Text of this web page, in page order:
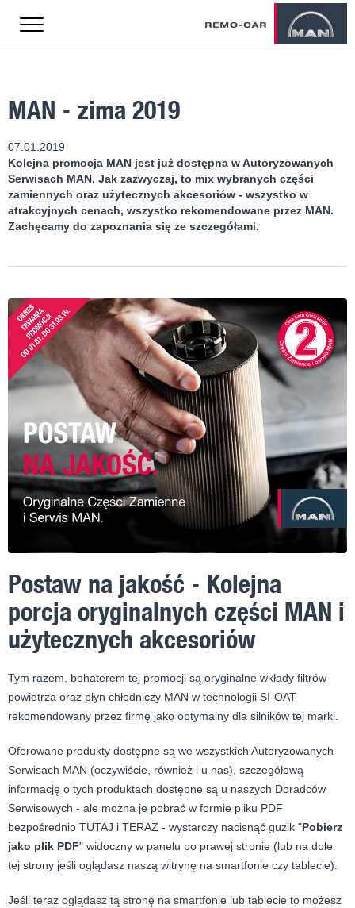
MAN - zima 2019
07.01.2019
Kolejna promocja MAN jest już dostępna w Autoryzowanych
Serwisach MAN. Jak zazwyczaj, to mix wybranych części
zamiennych oraz użytecznych akcesoriów - wszystko w
atrakcyjnych cenach, wszystko rekomendowane przez MAN.
Zachęcamy do zapoznania się ze szczegółami.
Postaw na jakość - Kolejna
porcja oryginalnych części MAN i
użytecznych akcesoriów
Tym razem, bohaterem tej promocji są oryginalne wkłady filtrów
powietrza oraz płyn chłodniczy MAN w technologii SI-OAT
rekomendowany przez firmę jako optymalny dla silników tej marki.
Oferowane produkty dostępne są we wszystkich Autoryzowanych
Serwisach MAN (oczywiście, również i u nas), szczegółową
informację o tych produktach dostępne są u naszych Doradców
Serwisowych - ale można je pobrać w formie pliku PDF
bezpośrednio TUTAJ i TERAZ - wystarczy nacisnąć guzik "Pobierz
jako plik PDF" widoczny w panelu po prawej stronie (lub na dole
tej strony jeśli oglądasz naszą witrynę na smartfonie czy tablecie).
Jeśli teraz oglądasz tą stronę na smartfonie lub tablecie to możesz